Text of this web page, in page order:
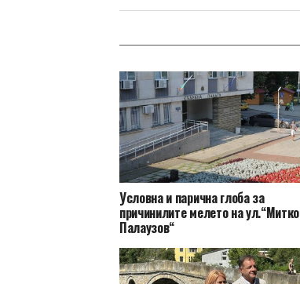
Условна и парична глоба за
причинилите мелето на ул.“Митко
Палаузов“